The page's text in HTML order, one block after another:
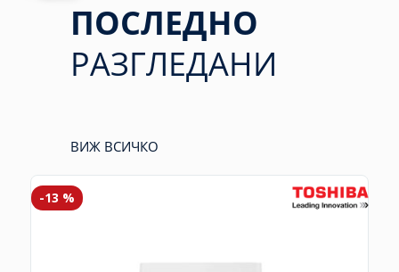
ПОСЛЕДНО
РАЗГЛЕДАНИ
ВИЖ ВСИЧКО
-13 %